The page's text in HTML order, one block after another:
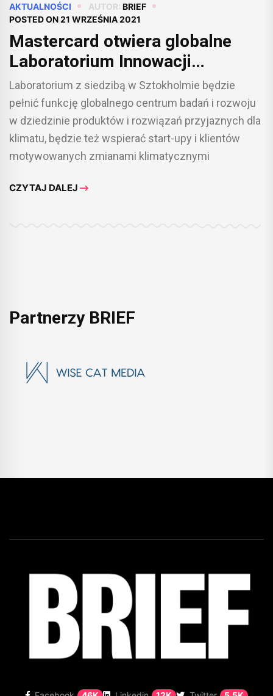
AKTUALNOŚCI AUTOR: BRIEF
POSTED ON21 WRZEŚNIA 2021
Mastercard otwiera globalne
Laboratorium Innowacji
zrównoważonego rozwoju
Laboratorium z siedzibą w Sztokholmie będzie
pełnić funkcję globalnego centrum badań i rozwoju
w dziedzinie produktów i rozwiązań przyjaznych dla
klimatu, będzie też wspierać start-upy i klientów
motywowanych zmianami klimatycznymi
CZYTAJ DALEJ
Partnerzy BRIEF